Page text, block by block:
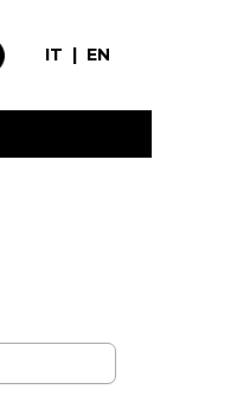
IT | EN